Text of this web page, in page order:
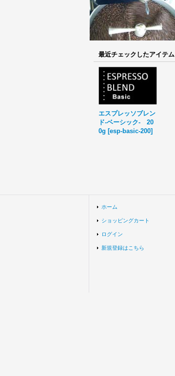
最近チェックしたアイテム
エスプレッソブレン
ド-ベーシック- 20
0g [esp-basic-200]
ホーム
ショッピングカート
ログイン
新規登録はこちら